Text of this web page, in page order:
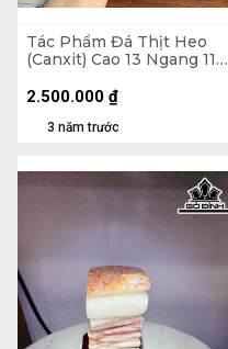
Tác Phẩm Đá Thịt Heo
(Canxit) Cao 13 Ngang 11,5
3 năm trước
2.500.000 ₫